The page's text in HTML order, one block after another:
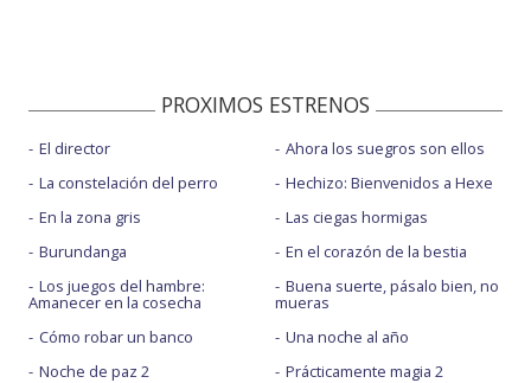
PROXIMOS ESTRENOS
El director
La constelación del perro
En la zona gris
Burundanga
Los juegos del hambre:
Amanecer en la cosecha
Cómo robar un banco
Noche de paz 2
Ahora los suegros son ellos
Hechizo: Bienvenidos a Hexe
Las ciegas hormigas
En el corazón de la bestia
Buena suerte, pásalo bien, no
mueras
Una noche al año
Prácticamente magia 2